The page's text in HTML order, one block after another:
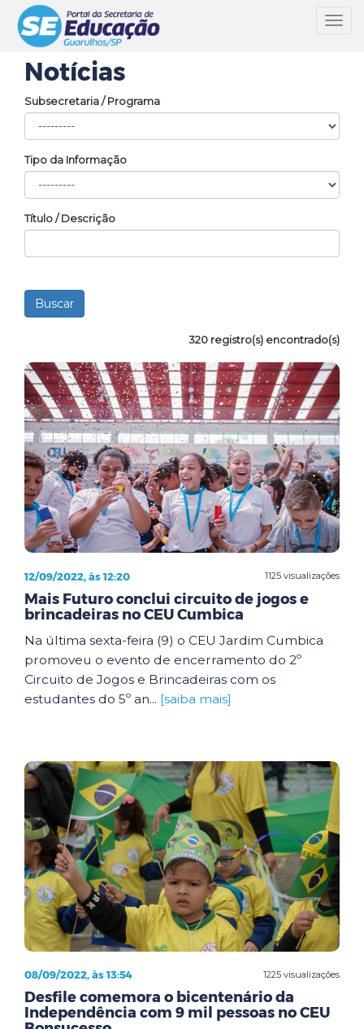
Notícias
Subsecretaria / Programa
Tipo da Informação
Título / Descrição
320 registro(s) encontrado(s)
1125 visualizações
12/09/2022, às 12:20
Mais Futuro conclui circuito de jogos e
brincadeiras no CEU Cumbica
Na última sexta-feira (9) o CEU Jardim Cumbica
promoveu o evento de encerramento do 2º
Circuito de Jogos e Brincadeiras com os
estudantes do 5º an... [saiba mais]
1225 visualizações
08/09/2022, às 13:54
Desfile comemora o bicentenário da
Independência com 9 mil pessoas no CEU